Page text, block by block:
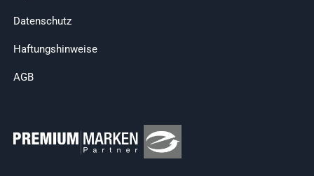
Datenschutz
Haftungshinweise
AGB